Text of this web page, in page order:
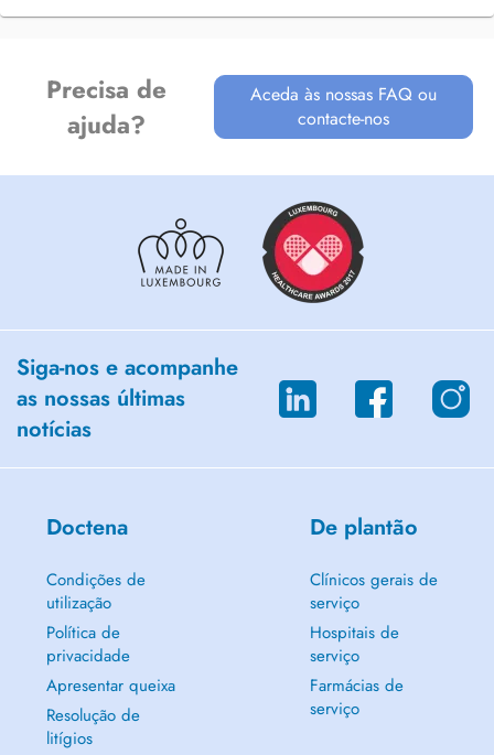
Precisa de
ajuda?
Aceda às nossas FAQ ou
contacte-nos
Siga-nos e acompanhe
as nossas últimas
notícias
Doctena
Condições de
utilização
Política de
privacidade
Apresentar queixa
Resolução de
litígios
De plantão
Clínicos gerais de
serviço
Hospitais de
serviço
Farmácias de
serviço